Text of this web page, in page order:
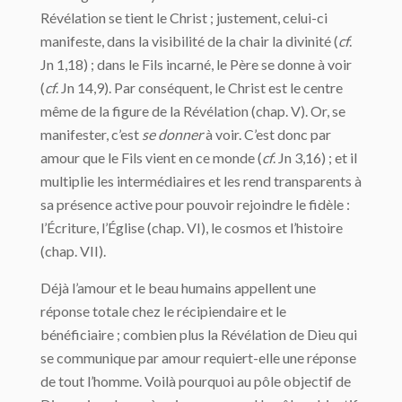
Révélation se tient le Christ ; justement, celui-ci
manifeste, dans la visibilité de la chair la divinité (cf.
Jn 1,18) ; dans le Fils incarné, le Père se donne à voir
(cf. Jn 14,9). Par conséquent, le Christ est le centre
même de la figure de la Révélation (chap. V). Or, se
manifester, c’est se donnerà voir. C’est donc par
amour que le Fils vient en ce monde (cf. Jn 3,16) ; et il
multiplie les intermédiaires et les rend transparents à
sa présence active pour pouvoir rejoindre le fidèle :
l’Écriture, l’Église (chap. VI), le cosmos et l’histoire
(chap. VII).
Déjà l’amour et le beau humains appellent une
réponse totale chez le récipiendaire et le
bénéficiaire ; combien plus la Révélation de Dieu qui
se communique par amour requiert-elle une réponse
de tout l’homme. Voilà pourquoi au pôle objectif de